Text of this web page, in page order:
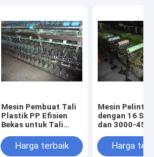
Mesin Pembuat Tali
Plastik PP Efisien
Bekas untuk Tali
Pengoperasian
Mudah
Harga terbaik
Mesin Pelintir
dengan 16
dan 3000-
Kekuatan
Harga